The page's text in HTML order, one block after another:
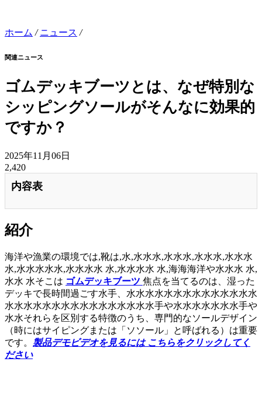
ホーム /ニュース /
関連ニュース
ゴムデッキブーツとは、なぜ特別な
シッピングソールがそんなに効果的
ですか？
2025年11月06日
2,420
内容表
紹介
海洋や漁業の環境では,靴は,水,水水水,水水水,水水水,水水水
水,水水水水水,水水水水 水,水水水水 水,海海海洋や水水水 水,
水水 水そこは ゴムデッキブーツ 焦点を当てるのは、湿った
デッキで長時間過ごす水手、水水水水水水水水水水水水水水
水水水水水水水水水水水水水水水水手や水水水水水水水手や
水水それらを区別する特徴のうち、専門的なソールデザイン
（時にはサイピングまたは「ソソール」と呼ばれる）は重要
です。 製品デモビデオを見るには こちらをクリックしてく
ださい